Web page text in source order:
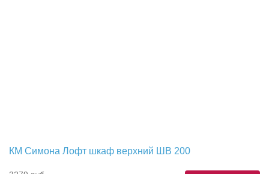
КМ Симона Лофт шкаф верхний ШВ 200